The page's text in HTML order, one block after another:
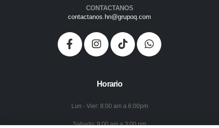
CONTACTANOS
contactanos.hn@grupoq.com
Horario
Lun - Vier: 8:00 am a 6:00pm
Sabado: 9:00 am a 3:00 pm